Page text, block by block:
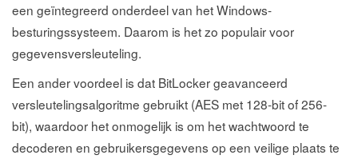
een geïntegreerd onderdeel van het Windows-
besturingssysteem. Daarom is het zo populair voor
gegevensversleuteling.
Een ander voordeel is dat BitLocker geavanceerd
versleutelingsalgoritme gebruikt (AES met 128-bit of 256-
bit), waardoor het onmogelijk is om het wachtwoord te
decoderen en gebruikersgegevens op een veilige plaats te